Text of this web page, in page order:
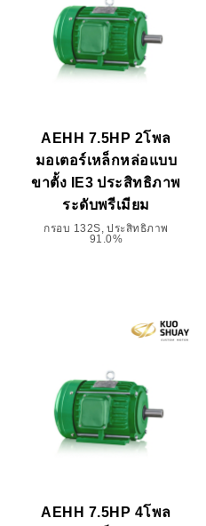
AEHH 7.5HP 2โพล
มอเตอร์เหล็กหล่อแบบ
ขาตั้ง IE3 ประสิทธิภาพ
ระดับพรีเมียม
กรอบ 132S, ประสิทธิภาพ
91.0%
AEHH 7.5HP 4โพล